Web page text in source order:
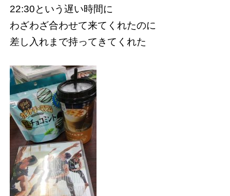
22:30という遅い時間に
わざわざ合わせて来てくれたのに
差し入れまで持ってきてくれた